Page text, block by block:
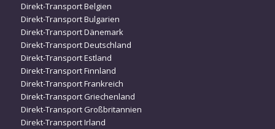
Direkt-Transport Belgien
Direkt-Transport Bulgarien
Direkt-Transport Dänemark
Direkt-Transport Deutschland
Direkt-Transport Estland
Direkt-Transport Finnland
Direkt-Transport Frankreich
Direkt-Transport Griechenland
Direkt-Transport Großbritannien
Direkt-Transport Irland